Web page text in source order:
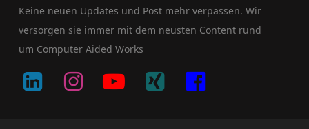
Keine neuen Updates und Post mehr verpassen. Wir
versorgen sie immer mit dem neusten Content rund
um Computer Aided Works